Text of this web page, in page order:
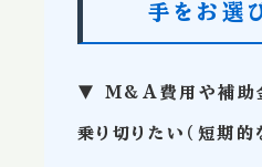
手をお選
▼ M&A費用や補助
乗り切りたい（短期的